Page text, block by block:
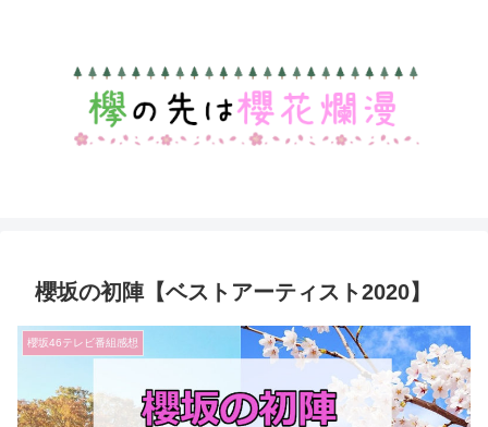
櫻坂の初陣【ベストアーティスト2020】
櫻坂46テレビ番組感想